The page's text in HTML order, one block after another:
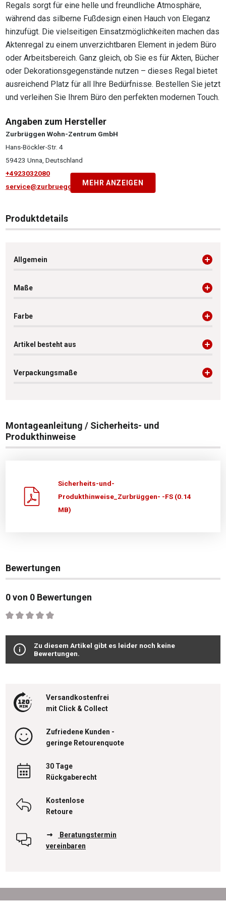
Regals sorgt für eine helle und freundliche Atmosphäre,
während das silberne Fußdesign einen Hauch von Eleganz
hinzufügt. Die vielseitigen Einsatzmöglichkeiten machen das
Aktenregal zu einem unverzichtbaren Element in jedem Büro
oder Arbeitsbereich. Ganz gleich, ob Sie es für Akten, Bücher
oder Dekorationsgegenstände nutzen – dieses Regal bietet
ausreichend Platz für all Ihre Bedürfnisse. Bestellen Sie jetzt
und verleihen Sie Ihrem Büro den perfekten modernen Touch.
Angaben zum Hersteller
Zurbrüggen Wohn-Zentrum GmbH
Hans-Böckler-Str. 4
59423 Unna, Deutschland
+4923032080
service@zurbrueggen.deMEHR ANZEIGEN
Produktdetails
Allgemein
Maße
Farbe
Artikel besteht aus
Verpackungsmaße
Montageanleitung / Sicherheits- und
Produkthinweise
Sicherheits-und-
Produkthinweise_Zurbrüggen- -FS (0.14
MB)
Bewertungen
0 von 0 Bewertungen
Durchschnittliche Bewertung von 0 von 5 Sternen
Zu diesem Artikel gibt es leider noch keine
Bewertungen.
Versandkostenfrei
mit Click & Collect
Zufriedene Kunden -
geringe Retourenquote
30 Tage
Rückgaberecht
Kostenlose
Retoure
Beratungstermin
vereinbaren